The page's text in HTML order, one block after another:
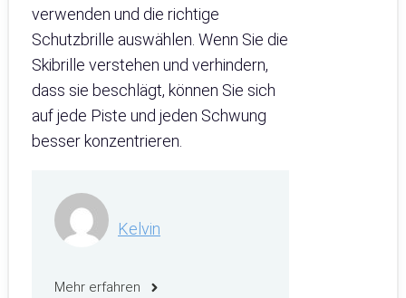
verwenden und die richtige
Schutzbrille auswählen. Wenn Sie die
Skibrille verstehen und verhindern,
dass sie beschlägt, können Sie sich
auf jede Piste und jeden Schwung
besser konzentrieren.
Kelvin
Mehr erfahren